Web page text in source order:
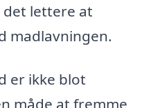
lettere at
madlavningen.
er ikke blot
måde at fremme